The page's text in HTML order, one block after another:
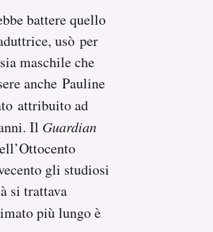
battere quello
usò per
maschile che
anche Pauline
attribuito ad
Il Guardian
gli studiosi
si trattava
più lungo è